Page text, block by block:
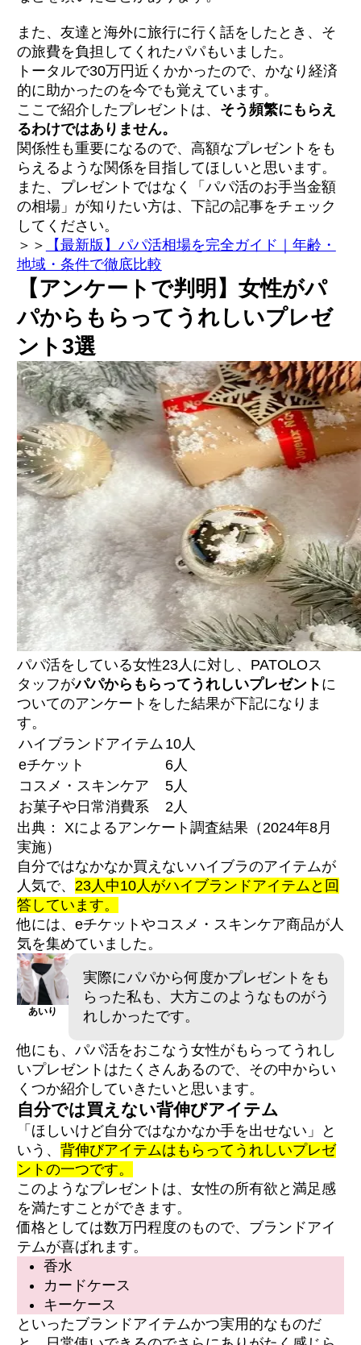
また、友達と海外に旅行に行く話をしたとき、そ
の旅費を負担してくれたパパもいました。
トータルで30万円近くかかったので、かなり経済
的に助かったのを今でも覚えています。
ここで紹介したプレゼントは、 そう頻繁にもらえ
るわけではありません。
関係性も重要になるので、高額なプレゼントをも
らえるような関係を目指してほしいと思います。
また、プレゼントではなく「パパ活のお手当金額
の相場」が知りたい方は、下記の記事をチェック
してください。
＞＞
【最新版】パパ活相場を完全ガイド｜年齢・
地域・条件で徹底比較
【アンケートで判明】女性がパ
パからもらってうれしいプレゼ
ント3選
パパ活をしている女性23人に対し、PATOLOス
タッフがパパからもらってうれしいプレゼント に
ついてのアンケートをした結果が下記になりま
す。
ハイブランドアイテム 10人
eチケット
6人
コスメ・スキンケア
5人
お菓子や日常消費系
2人
出典： Xによるアンケート調査結果（2024年8月
実施）
自分ではなかなか買えないハイブラのアイテムが
人気で、 23人中10人がハイブランドアイテムと回
答しています。
他には、eチケットやコスメ・スキンケア商品が人
気を集めていました。
あいり
実際にパパから何度かプレゼントをも
らった私も、大方このようなものがう
れしかったです。
他にも、パパ活をおこなう女性がもらってうれし
いプレゼントはたくさんあるので、その中からい
くつか紹介していきたいと思います。
自分では買えない背伸びアイテム
「ほしいけど自分ではなかなか手を出せない」と
いう、 背伸びアイテムはもらってうれしいプレゼ
ントの一つです。
このようなプレゼントは、女性の所有欲と満足感
を満たすことができます。
価格としては数万円程度のもので、ブランドアイ
テムが喜ばれます。
香水
カードケース
キーケース
といったブランドアイテムかつ実用的なものだ